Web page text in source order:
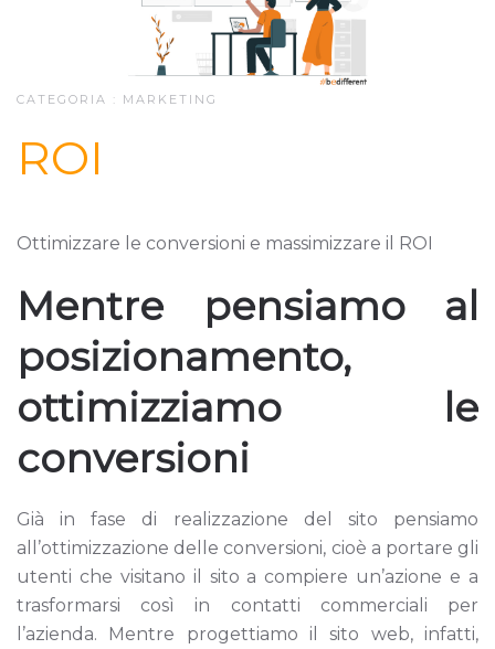
CATEGORIA : MARKETING
ROI
Ottimizzare le conversioni e massimizzare il ROI
Mentre pensiamo al
posizionamento,
ottimizziamo le
conversioni
Già in fase di realizzazione del sito pensiamo
all’ottimizzazione delle conversioni, cioè a portare gli
utenti che visitano il sito a compiere un’azione e a
trasformarsi così in contatti commerciali per
l’azienda. Mentre progettiamo il sito web, infatti,